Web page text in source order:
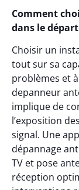
Comment
dans le
Choisir un
tout sur sa
problèmes et
depanneur
implique de
l’exposition
signal. Une
dépannage
TV et pose
réception